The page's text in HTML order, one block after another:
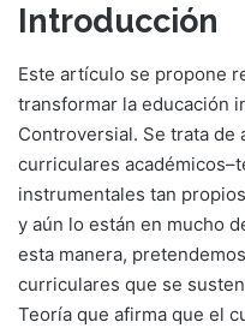
Introducción
Este artículo se propone
transformar la educación
Controversial. Se trata de
curriculares
instrumentales tan
y aún lo están en mucho
esta manera,
curriculares que se
Teoría que afirma que el